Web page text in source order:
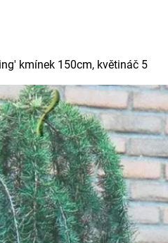
kmínek 150cm, květináč 5